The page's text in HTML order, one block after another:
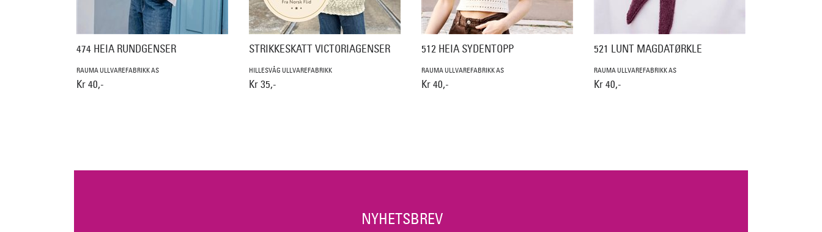
474 HEIA RUNDGENSER
RAUMA ULLVAREFABRIKK AS
Kr 40,-
STRIKKESKATT VICTORIAGENSER
HILLESVÅG ULLVAREFABRIKK
Kr 35,-
512 HEIA SYDENTOPP
RAUMA ULLVAREFABRIKK AS
Kr 40,-
521 LUNT MAGDATØRKLE
RAUMA ULLVAREFABRIKK AS
Kr 40,-
NYHETSBREV